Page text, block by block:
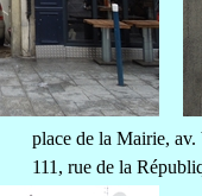
place de la Mairie,
111, rue de la